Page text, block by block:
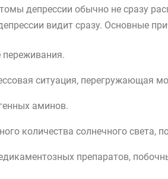
депрессии обычно не сразу
видит сразу. Основные
ситуация, перегружающая
аминов.
количества солнечного света,
препаратов,